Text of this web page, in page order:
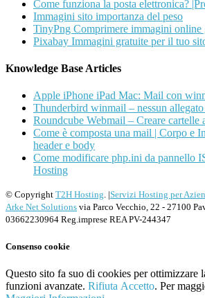
Come funziona la posta elettronica?
Immagini sito importanza del peso
TinyPng Comprimere immagini online
Pixabay Immagini gratuite per il tuo
Knowledge Base Articles
Apple iPhone iPad Mac: Mail con
Thunderbird winmail – nessun
Roundcube Webmail – Creare cartelle
Come è composta una mail | Corpo e
header e body
Come modificare php.ini da pannello
Hosting
© Copyright T2H Hosting. |Servizi Hosting per
Arke Net Solutions via Parco Vecchio, 22 - 27100
03662230964 Reg.imprese REA PV-244347
Consenso cookie
Questo sito fa suo di cookies per ottimizzare
funzioni avanzate. Rifiuta Accetto. Per